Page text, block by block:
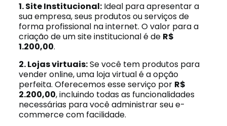
1. Site Institucional:Ideal para apresentar a
sua empresa, seus produtos ou serviços de
forma profissional na internet. O valor para a
criação de um site institucional é de R$
1.200,00.
2. Lojas virtuais:Se você tem produtos para
vender online, uma loja virtual é a opção
perfeita. Oferecemos esse serviço por R$
2.200,00, incluindo todas as funcionalidades
necessárias para você administrar seu e-
commerce com facilidade.